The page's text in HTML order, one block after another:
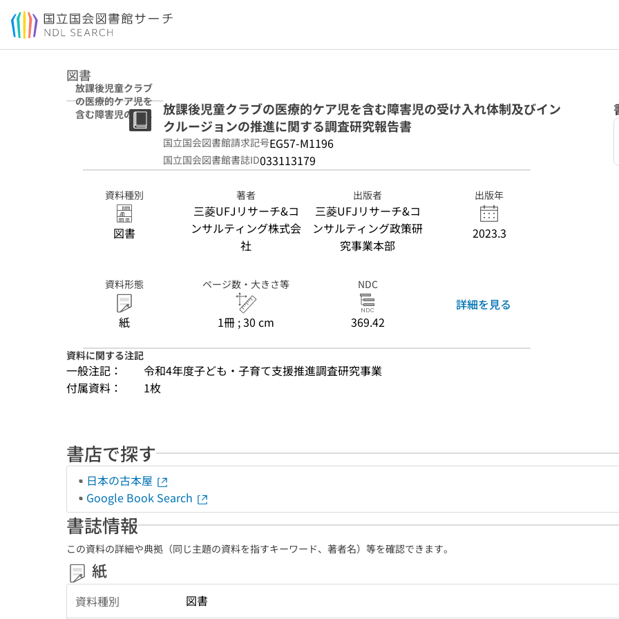
本文へ移動
図書
放課後児童クラブ
の医療的ケア児を
含む障害児の受け
入れ体制及びイン
究報告書
放課後児童クラブの医療的ケア児を含む障害児の受け入れ体制及びイン
クルージョンの推進に関する調査研究報告書
国立国会図書館請求記号EG57-M1196
国立国会図書館書誌ID033113179
資料種別
図書
著者
三菱UFJリサーチ&コ
ンサルティング株式会
社
出版者
三菱UFJリサーチ&コ
ンサルティング政策研
究事業本部
出版年
2023.3
資料形態
紙
ページ数・大きさ等
1冊 ; 30 cm
NDC
369.42
詳細を見る
資料に関する注記
一般注記：
令和4年度子ども・子育て支援推進調査研究事業
付属資料：
1枚
書店で探す
日本の古本屋
Google Book Search
書誌情報
この資料の詳細や典拠（同じ主題の資料を指すキーワード、著者名）等を確認できます。
紙
資料種別 図書